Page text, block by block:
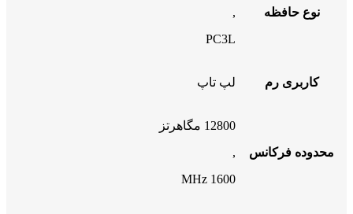
نوع حافظه
,
PC3L
کاربری رم لپ تاپ
محدوده فرکانس
12800 مگاهرتز
,
1600 MHz